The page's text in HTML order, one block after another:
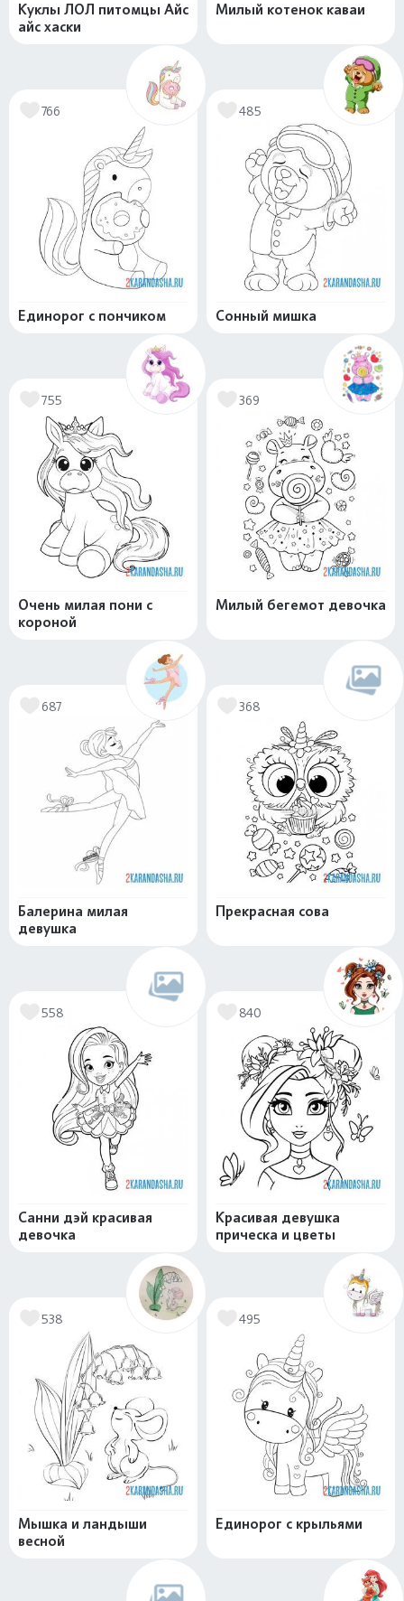
Куклы ЛОЛ питомцы Айс
айс хаски
Милый котенок каваи
766
Единорог с пончиком
485
Сонный мишка
755
Очень милая пони с
короной
369
Милый бегемот девочка
687
Балерина милая
девушка
368
Прекрасная сова
558
Санни дэй красивая
девочка
840
Красивая девушка
прическа и цветы
538
Мышка и ландыши
весной
495
Единорог с крыльями